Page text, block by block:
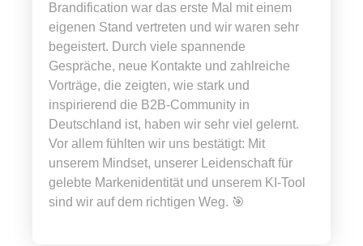
Brandification war das erste Mal mit einem
eigenen Stand vertreten und wir waren sehr
begeistert. Durch viele spannende
Gespräche, neue Kontakte und zahlreiche
Vorträge, die zeigten, wie stark und
inspirierend die B2B‑Community in
Deutschland ist, haben wir sehr viel gelernt.
Vor allem fühlten wir uns bestätigt: Mit
unserem Mindset, unserer Leidenschaft für
gelebte Markenidentität und unserem KI-Tool
sind wir auf dem richtigen Weg. 🎯